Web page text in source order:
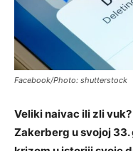
Facebook/Photo: shutterstock
Veliki naivac ili zli
Zakerberg u svojoj 33.